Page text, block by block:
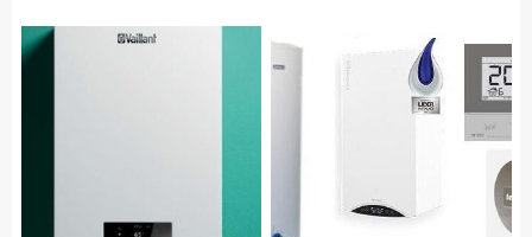
sterownik pogodowy